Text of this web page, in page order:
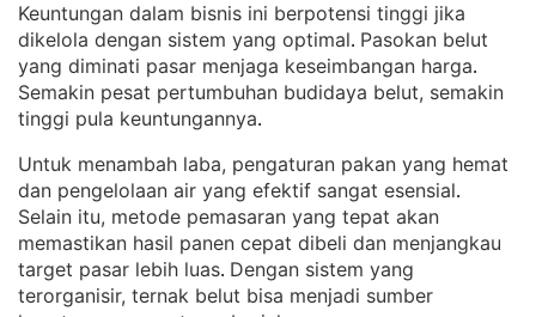
Keuntungan dalam bisnis ini berpotensi tinggi jika
dikelola dengan sistem yang optimal. Pasokan belut
yang diminati pasar menjaga keseimbangan harga
Semakin pesat pertumbuhan budidaya belut, semakin
tinggi pula keuntungannya.
Untuk menambah laba, pengaturan pakan yang hemat
dan pengelolaan air yang efektif sangat esensial
Selain itu, metode pemasaran yang tepat akan
memastikan hasil panen cepat dibeli dan menjangkau
target pasar lebih luas. Dengan sistem yang
terorganisir, ternak belut bisa menjadi sumber